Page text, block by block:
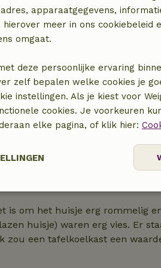
is om het huisje erg rommelig
huisje) waren erg vies. Er
zou een tafelkoelkast een
apparaatgegevens,
meer in ons cookiebeleid
omgaat.
deze persoonlijke ervaring
zelf bepalen welke cookies je
instellingen. Als je kiest voor
cookies. Je voorkeuren
elke pagina, of klik hier:
Prestatie